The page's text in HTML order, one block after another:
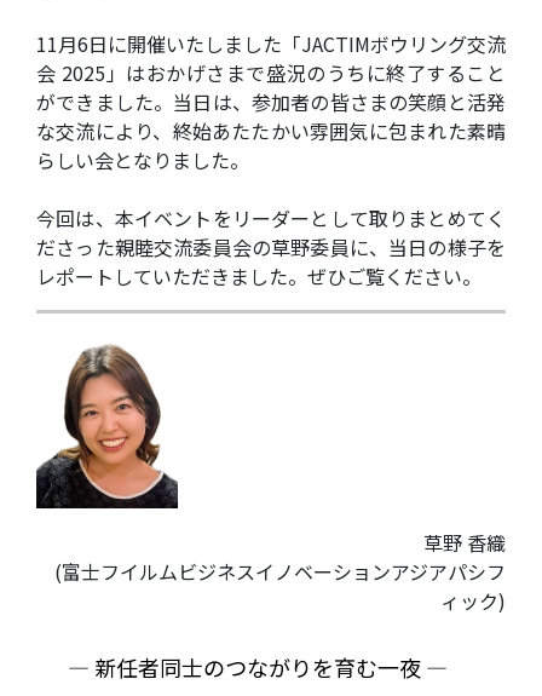
11月6日に開催いたしました「JACTIMボウリング交流
会 2025」はおかげさまで盛況のうちに終了すること
ができました。当日は、参加者の皆さまの笑顔と活発
な交流により、終始あたたかい雰囲気に包まれた素晴
らしい会となりました。
今回は、本イベントをリーダーとして取りまとめてく
ださった親睦交流委員会の草野委員に、当日の様子を
レポートしていただきました。ぜひご覧ください。
草野 香織
(富士フイルムビジネスイノベーションアジアパシフ
ィック)
― 新任者同士のつながりを育む一夜 ―